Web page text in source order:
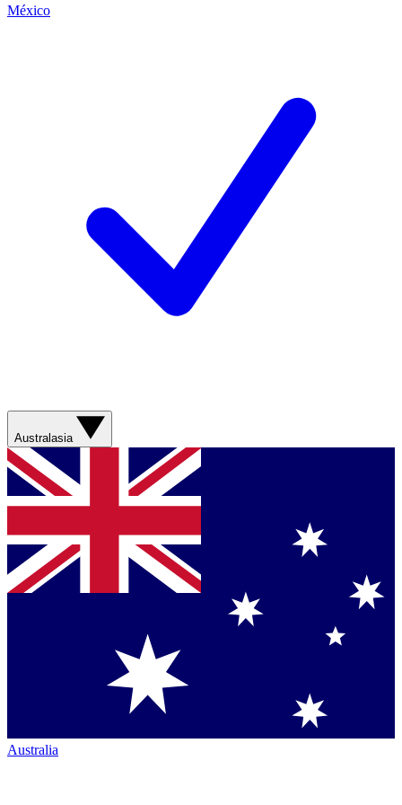
México
Australasia
Australia